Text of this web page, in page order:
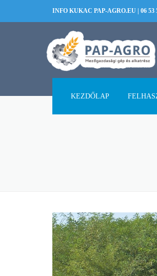
INFO KUKAC PAP-AGRO.EU 06 53
KEZDŐLAP